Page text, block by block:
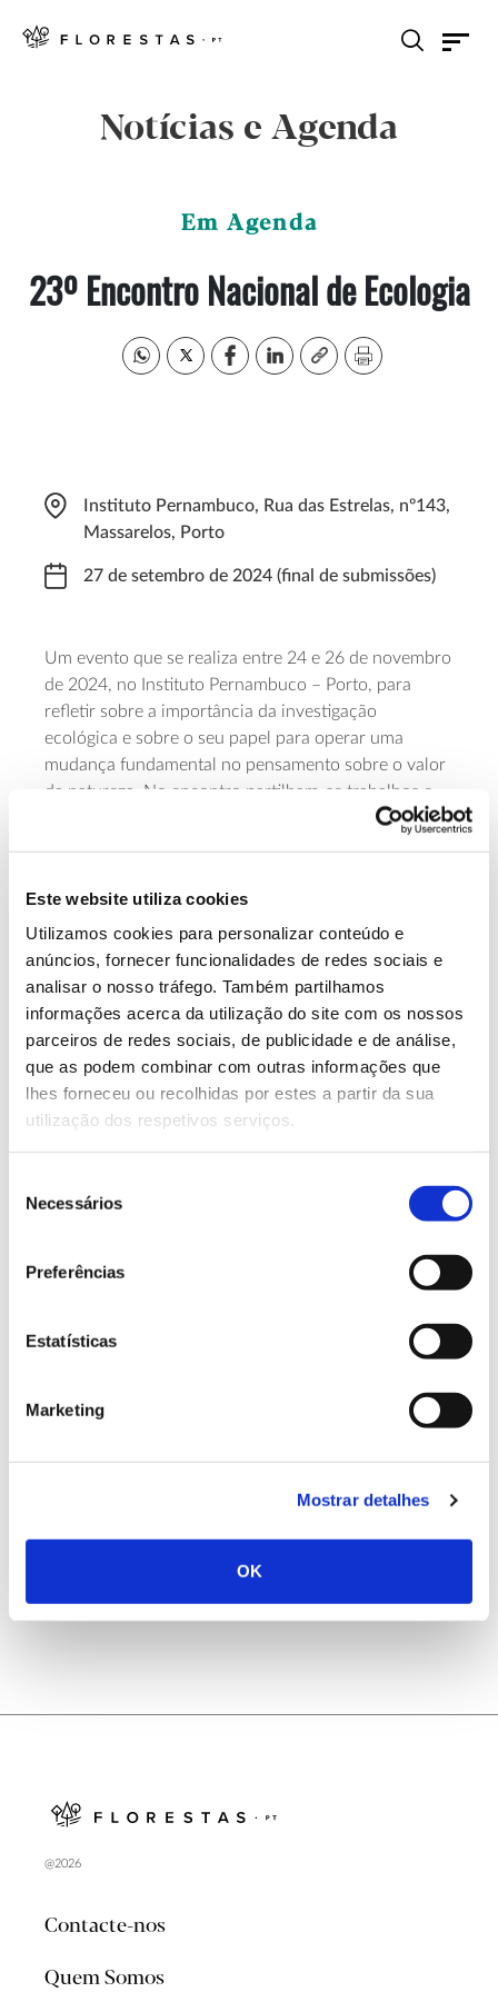
Este website utiliza cookies
Utilizamos cookies para personalizar conteúdo e
anúncios, fornecer funcionalidades de redes sociais e
analisar o nosso tráfego. Também partilhamos
informações acerca da utilização do site com os nossos
parceiros de redes sociais, de publicidade e de análise,
que as podem combinar com outras informações que
lhes forneceu ou recolhidas por estes a partir da sua
utilização dos respetivos serviços.
Necessários
Preferências
Estatísticas
Marketing
Mostrar detalhes
OK
Notícias e Agenda
Em Agenda
23º Encontro Nacional de Ecologia
Instituto Pernambuco, Rua das Estrelas, nº143,
Massarelos, Porto
27 de setembro de 2024 (final de submissões)
Um evento que se realiza entre 24 e 26 de novembro
de 2024, no Instituto Pernambuco – Porto, para
refletir sobre a importância da investigação
ecológica e sobre o seu papel para operar uma
mudança fundamental no pensamento sobre o valor
da natureza. No encontro partilham-se trabalhos e
conhecimentos em todos os domínios da ecologia. A
em Biodiversidade e Recursos Genéticos, e CIMAR –
Centro Interdisciplinar de Investigação Marinha e
Ambiental
Saiba mais
13.07.2026
Genoma do priolo e de outras espécies em risco:
conhecer para conservar
02.07.2026
Registar galhas de Trichi em acácia-das-espigas:
cidadãos chamados a ajudar
25.06.2026
Natureza e florestas procuram jovens voluntários
no verão 2026
@2026
Contacte-nos
Quem Somos